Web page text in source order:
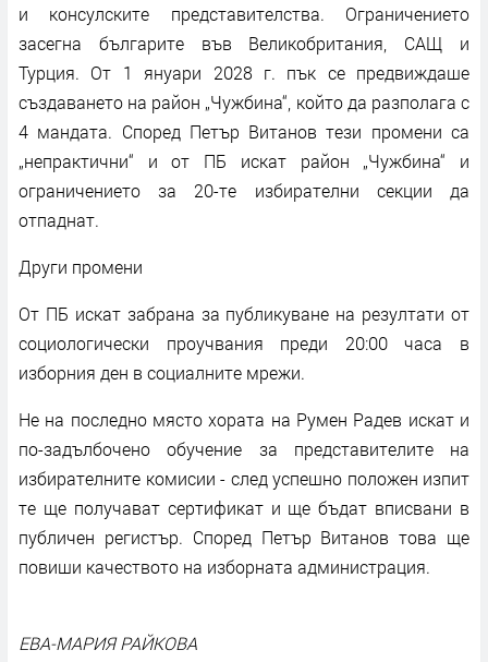
и консулските представителства. Ограничението
засегна българите във Великобритания, САЩ и
Турция. От 1 януари 2028 г. пък се предвиждаше
създаването на район „Чужбина“, който да разполага с
4 мандата. Според Петър Витанов тези промени са
„непрактични“ и от ПБ искат район „Чужбина“ и
ограничението за 20-те избирателни секции да
отпаднат.
Други промени
От ПБ искат забрана за публикуване на резултати от
социологически проучвания преди 20:00 часа в
изборния ден в социалните мрежи.
Не на последно място хората на Румен Радев искат и
по-задълбочено обучение за представителите на
избирателните комисии - след успешно положен изпит
те ще получават сертификат и ще бъдат вписвани в
публичен регистър. Според Петър Витанов това ще
повиши качеството на изборната администрация.
ЕВА-МАРИЯ РАЙКОВА